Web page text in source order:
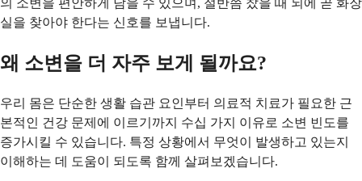
의 소변을 편안하게 담을 수 있으며, 절반쯤 찼을 때 뇌에 곧 화장
실을 찾아야 한다는 신호를 보냅니다.
왜 소변을 더 자주 보게 될까요?
우리 몸은 단순한 생활 습관 요인부터 의료적 치료가 필요한 근
본적인 건강 문제에 이르기까지 수십 가지 이유로 소변 빈도를
증가시킬 수 있습니다. 특정 상황에서 무엇이 발생하고 있는지
이해하는 데 도움이 되도록 함께 살펴보겠습니다.